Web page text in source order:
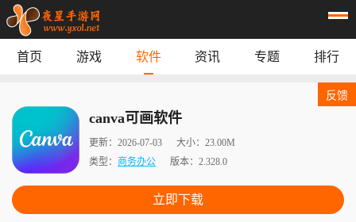
专题 榜单
首页 游戏 软件 资讯 专题 排行
canva可画软件
更新： 2026-07-03 大小： 23.00M
类型： 商务办公 版本： 2.328.0
立即下载
反馈